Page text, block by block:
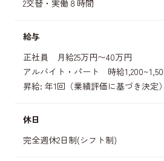
2交替・実働８時間
給与
正社員 月給25万円〜40万円
アルバイト・パート 時給
昇給: 年1回（業績評価に基づき決定）
休日
完全週休2日制(シフト制)